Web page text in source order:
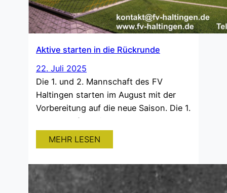
Aktive starten in die Rückrunde
22. Juli 2025
Die 1. und 2. Mannschaft des FV
Haltingen starten im August mit der
Vorbereitung auf die neue Saison. Die 1.
Mannschaft beginnt am 04.08.2025 um
19:00 Uhr und die 2. Mannschaft am
10.08.2025 um 11:00 Uhr mit dem
ebenfalls vereinbart: 10.08.2025 um
14:00 Uhr: SC Minseln – FV Haltingen
MEHR LESEN